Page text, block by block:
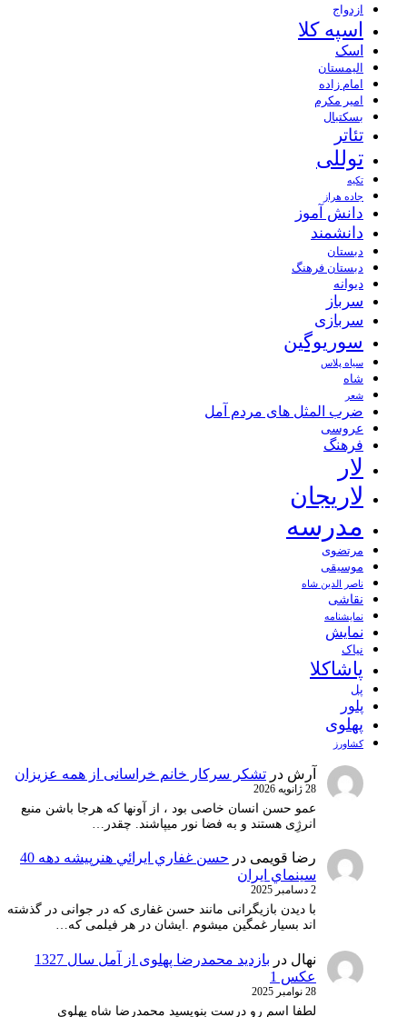
ازدواج
اسپه کلا
اسک
الیمستان
امام زاده
امیر مکرم
بسکتبال
تئاتر
توللی
تکیه
جاده هراز
دانش آموز
دانشمند
دبستان
دبستان فرهنگ
دیوانه
سرباز
سربازی
سوریوگین
سیاه پلاس
شاه
شعر
ضرب المثل های مردم آمل
عروسی
فرهنگ
لار
لاریجان
مدرسه
مرتضوی
موسیقی
ناصر الدین شاه
نقاشی
نمايشنامه
نمایش
نیاک
پاشاکلا
پل
پلور
پهلوی
کشاورز
آرش در تشکر سرکار خانم خراسانی از همه عزیزان
28 ژانویه 2026
عمو حسن انسان خاصی بود ، از آونها که هرجا باشن منبع
انرژِی هستند و به فضا نور میپاشند. چقدر…
رضا قویمی در
حسن غفاري ايرائي هنرپيشه دهه 40
سينماي ايران
2 دسامبر 2025
با دیدن بازیگرانی مانند حسن غفاری که در جوانی در گذشته
اند بسیار غمگین میشوم .ایشان در هر فیلمی که…
نهال در
بازدید محمدرضا پهلوی از آمل سال 1327
عکس 1
28 نوامبر 2025
لطفا اسم رو درست بنویسید محمدرضا شاه پهلوی